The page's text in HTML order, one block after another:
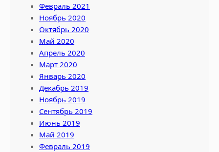
Февраль 2021
Ноябрь 2020
Октябрь 2020
Май 2020
Апрель 2020
Март 2020
Январь 2020
Декабрь 2019
Ноябрь 2019
Сентябрь 2019
Июнь 2019
Май 2019
Февраль 2019